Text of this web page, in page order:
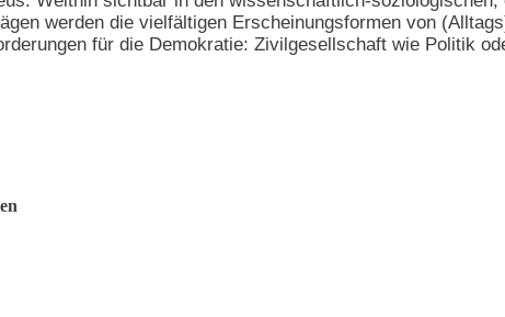
werden die vielfältigen Erscheinungsformen von
für die Demokratie: Zivilgesellschaft wie Politik